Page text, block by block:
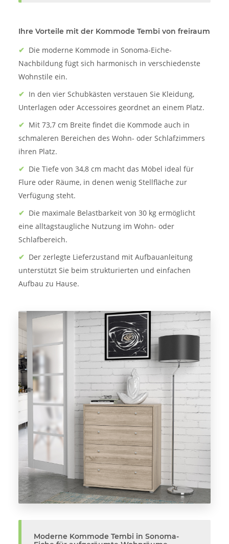
Ihre Vorteile mit der Kommode Tembi von freiraum
✔ Die moderne Kommode in Sonoma-Eiche-
Nachbildung fügt sich harmonisch in verschiedenste
Wohnstile ein.
✔ In den vier Schubkästen verstauen Sie Kleidung,
Unterlagen oder Accessoires geordnet an einem Platz.
✔ Mit 73,7 cm Breite findet die Kommode auch in
schmaleren Bereichen des Wohn- oder Schlafzimmers
ihren Platz.
✔ Die Tiefe von 34,8 cm macht das Möbel ideal für
Flure oder Räume, in denen wenig Stellfläche zur
Verfügung steht.
✔ Die maximale Belastbarkeit von 30 kg ermöglicht
eine alltagstaugliche Nutzung im Wohn- oder
Schlafbereich.
✔ Der zerlegte Lieferzustand mit Aufbauanleitung
unterstützt Sie beim strukturierten und einfachen
Aufbau zu Hause.
Moderne Kommode Tembi in Sonoma-